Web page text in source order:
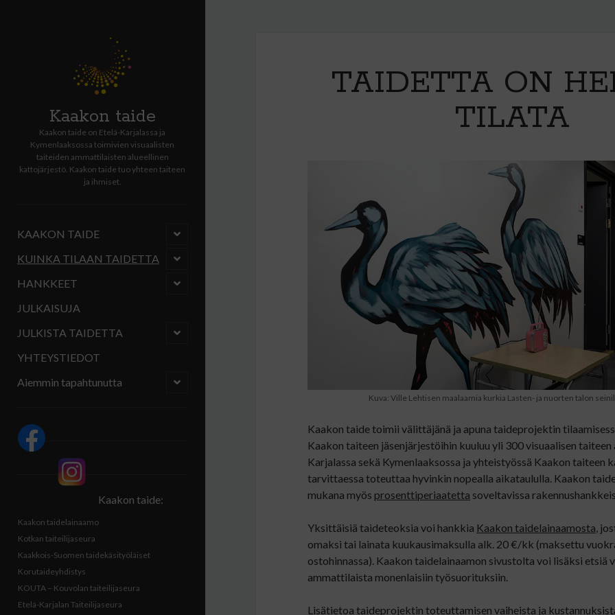
Kaakon taide
Kaakon taide on Etelä-Karjalassa ja
Kymenlaaksossa toimivien visuaalisten
taiteiden ammattilaisten alueellinen
kattojärjestö. Kaakon taide tuo yhteen taiteen
ja ihmiset.
KAAKON TAIDE
open
menu
KUINKA TILAAN TAIDETTA
open
menu
HANKKEET
open
JULKAISUJA
JULKISTA TAIDETTA
open
YHTEYSTIEDOT
Aiemmin tapahtunutta
open
Sidebar
Kaakon taide:
Kaakon taidelainaamo
Kotkan taiteilijaseura
Kaakkois-Suomen taidekäsityöläiset
Korutaideyhdistys
KOUTA – Kouvolan taiteilijaseura
Etelä-Karjalan Taiteilijaseura
TAIDETTA ON
TILATA
Kuva: Ville Lehtisen maalaamia kurkia Lasten- ja nuorten talon
Kaakon taide toimii välittäjänä ja apuna taideprojektin
Kaakon taiteen jäsenjärjestöihin kuuluu yli 300 visuaalisen
Karjalassa sekä Kymenlaaksossa ja yhteistyössä Kaakon taiteen
tarvittaessa toteuttaa hyvinkin nopealla aikataululla. Kaakon
mukana myös prosenttiperiaatetta soveltavissa
Yksittäisiä taideteoksia voi hankkia Kaakon taidelainaamosta,
omaksi tai lainata kuukausimaksulla alk. 20 €/kk (maksettu
ostohinnassa). Kaakon taidelainaamon sivustolta voi lisäksi etsiä
ammattilaista monenlaisiin työsuorituksiin.
Lisätietoa taideprojektin toteuttamisen vaiheista ja